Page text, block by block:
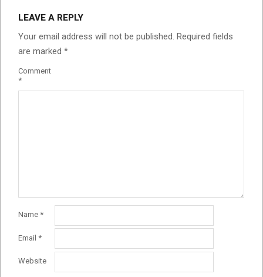
28
LEAVE A REPLY
Your email address will not be published. Required fields
are marked *
Comment
*
Name *
Email *
Website